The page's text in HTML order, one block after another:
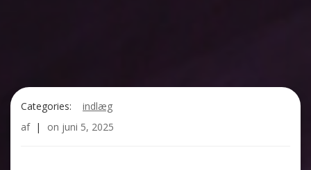
Categories:
indlæg
af | on juni 5, 2025